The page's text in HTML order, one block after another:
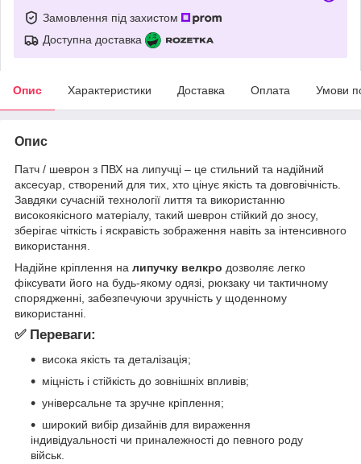
Замовлення під захистом
Доступна доставка
Опис Характеристики Доставка Оплата Умови
Опис
Патч / шеврон з ПВХ на липучці – це стильний та надійний
аксесуар, створений для тих, хто цінує якість та довговічність.
Завдяки сучасній технології лиття та використанню
високоякісного матеріалу, такий шеврон стійкий до зносу,
зберігає чіткість і яскравість зображення навіть за інтенсивного
використання.
Надійне кріплення на липучку велкро дозволяє легко
фіксувати його на будь-якому одязі, рюкзаку чи тактичному
спорядженні, забезпечуючи зручність у щоденному
використанні.
✅ Переваги:
висока якість та деталізація;
міцність і стійкість до зовнішніх впливів;
універсальне та зручне кріплення;
широкий вибір дизайнів для вираження
індивідуальності чи приналежності до певного роду
військ.